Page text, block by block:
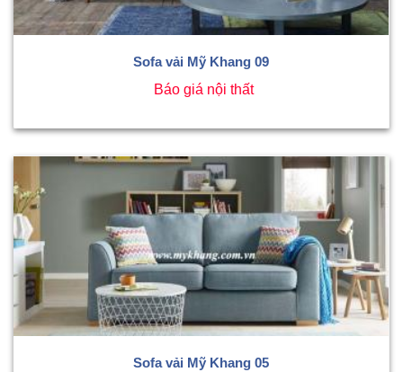
Sofa vải Mỹ Khang 09
Báo giá nội thất
Sofa vải Mỹ Khang 05